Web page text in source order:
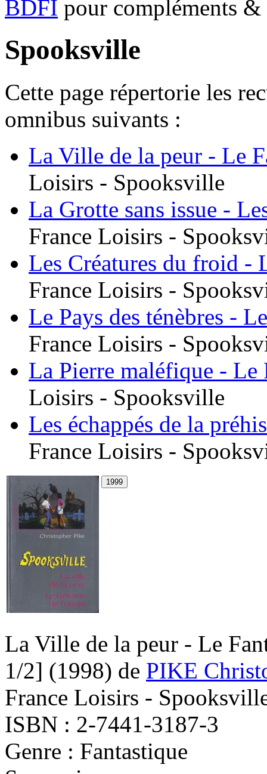
BDFI pour compléments
Spooksville
Cette page répertorie les
omnibus suivants :
La Ville de la peur - Le
Loisirs - Spooksville
La Grotte sans issue -
France Loisirs -
Les Créatures du froid -
France Loisirs -
Le Pays des ténèbres -
France Loisirs -
La Pierre maléfique - Le
Loisirs - Spooksville
Les échappés de la
France Loisirs -
La Ville de la peur - Le
1/2] (1998) de PIKE
France Loisirs -
ISBN : 2-7441-3187-3
Genre : Fantastique